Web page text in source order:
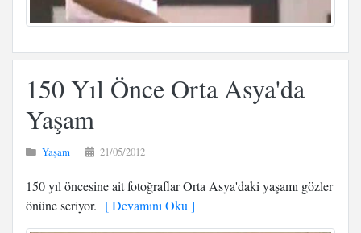
150 Yıl Önce Orta Asya'da
Yaşam
Yaşam 21/05/2012
150 yıl öncesine ait fotoğraflar Orta Asya'daki yaşamı gözler
önüne seriyor. [ Devamını Oku ]